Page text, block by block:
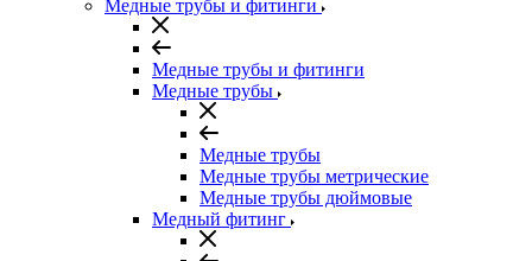
Медные трубы и фитинги
Медные трубы и фитинги
Медные трубы
Медные трубы
Медные трубы метрические
Медные трубы дюймовые
Медный фитинг